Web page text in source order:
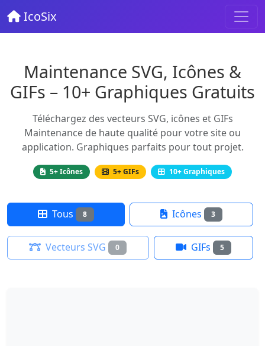
IcoSix
Maintenance SVG, Icônes &
GIFs – 10+ Graphiques Gratuits
Téléchargez des vecteurs SVG, icônes et GIFs
Maintenance de haute qualité pour votre site ou
application. Graphiques parfaits pour tout projet.
5+ Icônes 5+ GIFs 10+ Graphiques
Tous 8 Icônes 3
Vecteurs SVG 0 GIFs 5